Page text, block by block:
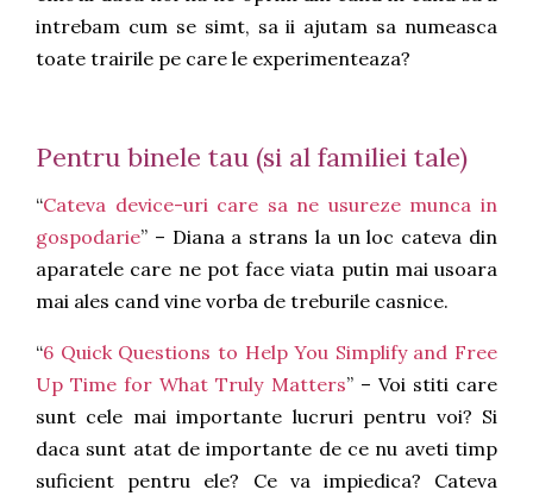
intrebam cum se simt, sa ii ajutam sa numeasca
toate trairile pe care le experimenteaza?
Pentru binele tau (si al familiei tale)
“Cateva device-uri care sa ne usureze munca in
gospodarie” – Diana a strans la un loc cateva din
aparatele care ne pot face viata putin mai usoara
mai ales cand vine vorba de treburile casnice.
“6 Quick Questions to Help You Simplify and Free
Up Time for What Truly Matters” – Voi stiti care
sunt cele mai importante lucruri pentru voi? Si
daca sunt atat de importante de ce nu aveti timp
suficient pentru ele? Ce va impiedica? Cateva